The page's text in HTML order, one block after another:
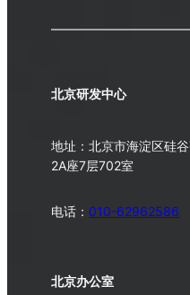
北京研发中心
地址：北京市海淀区硅
2A座7层702室
电话：010-62962586
北京办公室